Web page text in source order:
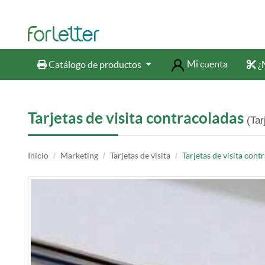
Catálogo de productos
Catálogo de productos Mi cuenta
Tarjetas de visita contracoladas
Inicio Marketing Tarjetas de visita Tarjetas de visita